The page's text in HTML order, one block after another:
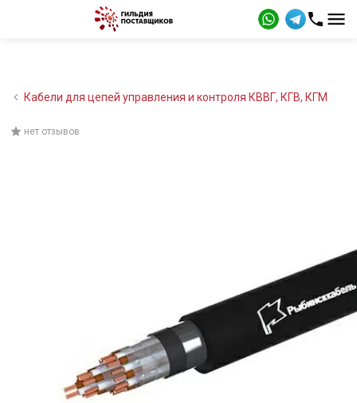
Кабели для цепей управления и контроля КВВГ, КГВ, КГМ
нет отзывов